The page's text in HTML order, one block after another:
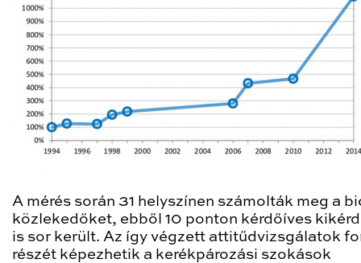
A mérés során 31 helyszínen számolták meg a
közlekedőket, ebből 10 ponton kérdőíves
is sor került. Az így végzett attitűdvizsgálatok
részét képezhetik a kerékpározási szokások